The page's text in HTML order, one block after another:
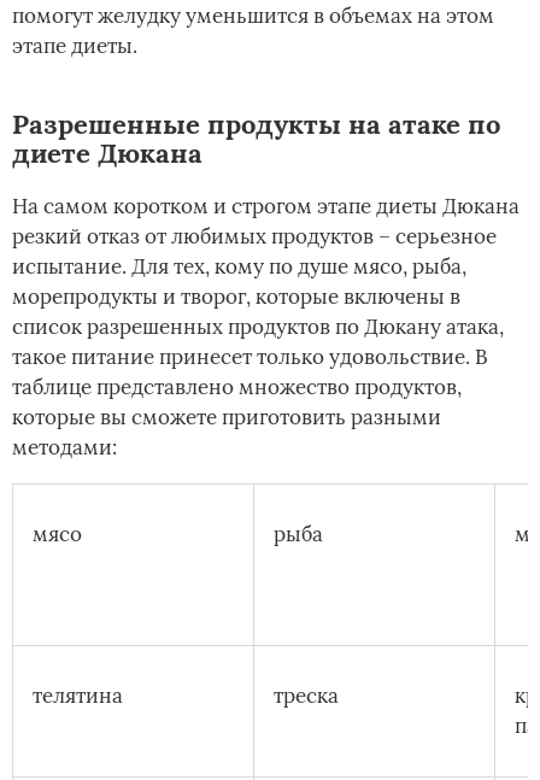
помогут желудку уменьшится в объемах на этом
этапе диеты.
Разрешенные продукты на атаке по
диете Дюкана
На самом коротком и строгом этапе диеты Дюкана
резкий отказ от любимых продуктов – серьезное
испытание. Для тех, кому по душе мясо, рыба,
морепродукты и творог, которые включены в
список разрешенных продуктов по Дюкану атака,
такое питание принесет только удовольствие. В
таблице представлено множество продуктов,
которые вы сможете приготовить разными
методами:
мясо рыба
телятина треска